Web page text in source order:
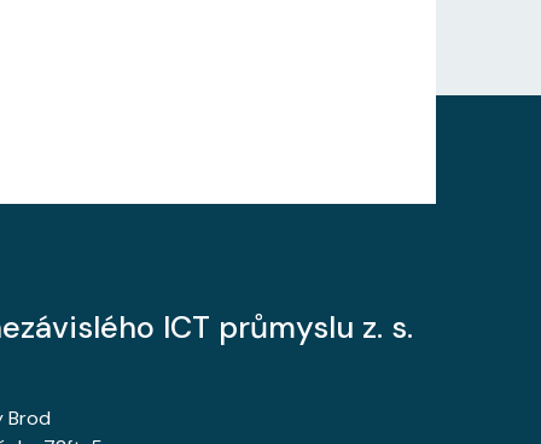
ICT průmyslu z. s.
Brod